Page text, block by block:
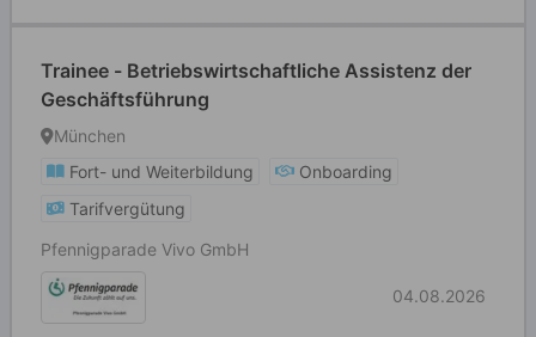
Trainee - Betriebswirtschaftliche Assistenz der
Geschäftsführung
München
Fort- und Weiterbildung
Onboarding
Tarifvergütung
Pfennigparade Vivo GmbH
04.08.2026